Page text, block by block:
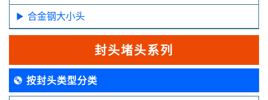
合金钢大小头
封头堵头系列
按封头类型分类